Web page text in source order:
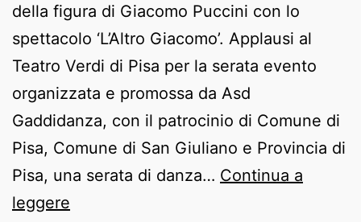
della figura di Giacomo Puccini con lo
spettacolo ‘L’Altro Giacomo’. Applausi al
Teatro Verdi di Pisa per la serata evento
organizzata e promossa da Asd
Gaddidanza, con il patrocinio di Comune di
Pisa, Comune di San Giuliano e Provincia di
Pisa, una serata di danza… Continua a
leggere